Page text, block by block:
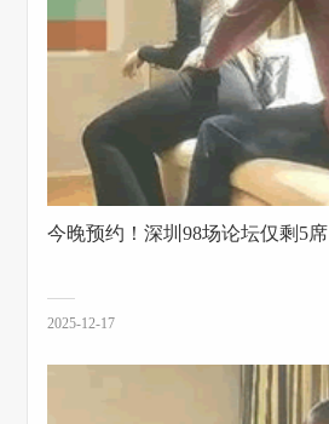
今晚预约！深圳98场论坛仅剩5席
2025-12-17